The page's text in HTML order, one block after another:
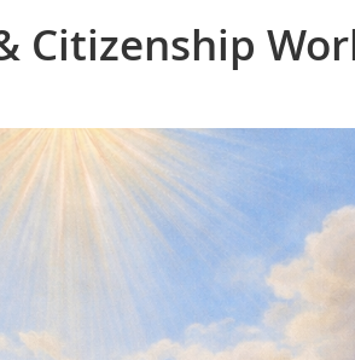
Citizenship